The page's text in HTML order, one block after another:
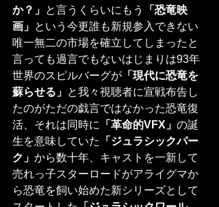
か？」 と言うくらいにもう
「恐竜映
画」 という今更誰も新規参入できない
唯一無二の市場を確立してしまったと
言っても過言でもないはじまりは93年
世界のスピルバーグが 「現代に恐竜を
蘇らせる」 と我々視聴者に宣戦布告し
たのがただの戯言ではなかった恐竜復
活、それは同時に
「革命的VFX」 の誕
生を意味していた
「ジュラシックパー
ク」 から数十年、キャストを一新して
売れっ子スターロードがアライグマか
ら恐竜を飼い始めた新シリーズとして